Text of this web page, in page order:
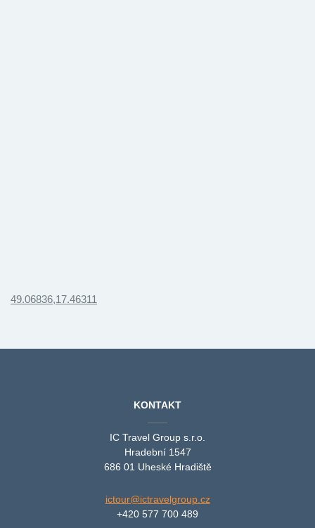
49.06836,17.46311
KONTAKT
IC Travel Group s.r.o.
Hradební 1547
686 01 Uheské Hradiště
ictour@ictravelgroup.cz
+420 577 700 489